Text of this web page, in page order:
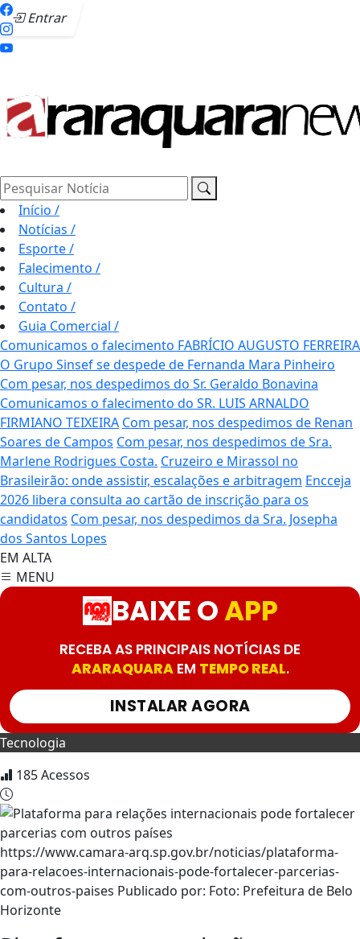
Entrar
Pesquisar Notícia
Início /
Notícias /
Esporte/
Falecimento /
Cultura /
Contato /
Guia Comercial /
Comunicamos o falecimento FABRÍCIO AUGUSTO FERREIRA
O Grupo Sinsef se despede de Fernanda Mara Pinheiro
Com pesar, nos despedimos do Sr. Geraldo Bonavina
Comunicamos o falecimento do SR. LUIS ARNALDO
FIRMIANO TEIXEIRA Com pesar, nos despedimos de Renan
Soares de Campos Com pesar, nos despedimos de Sra.
Marlene Rodrigues Costa. Cruzeiro e Mirassol no
Brasileirão: onde assistir, escalações e arbitragem Encceja
2026 libera consulta ao cartão de inscrição para os
candidatos Com pesar, nos despedimos da Sra. Josepha
dos Santos Lopes
EM ALTA
MENU
BAIXE OAPP
RECEBA AS PRINCIPAIS NOTÍCIAS DE
ARARAQUARAEM TEMPO REAL.
INSTALAR AGORA
Tecnologia
185Acessos
https://www.camara-arq.sp.gov.br/noticias/plataforma-
para-relacoes-internacionais-pode-fortalecer-parcerias-
com-outros-paises Publicado por: Foto: Prefeitura de Belo
Horizonte